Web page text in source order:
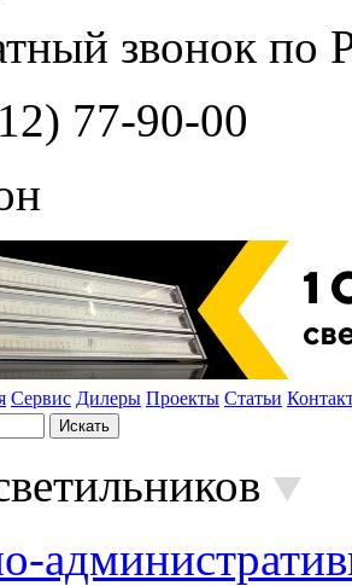
звонок по
77-90-00
Сервис Дилеры Проекты Статьи